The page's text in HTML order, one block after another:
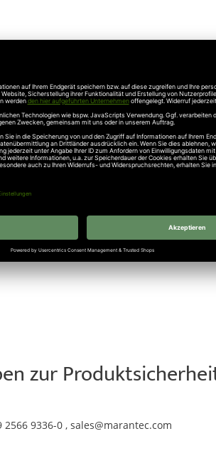
an kompatiblen Lichtgittern
Linsen gewährleistet, ohne die
Einsatz auch unter
Pro 2.500 mmals hochwertiges
zum Schutz Ihrer Lichtgitter-
Sensoren. Bestellen Sie
zur
9336-0 , sales@marantec.com